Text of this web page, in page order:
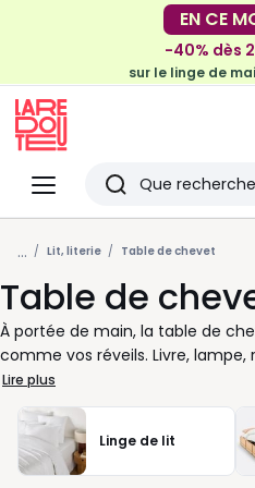
EN CE
-30€ tous
-40% dès
sur le linge de
Menu
Redoute
Rechercher
Derniers
articles
vus
... Lit, literie Table de chevet
Table de
À portée de main, la table de
comme vos réveils. Livre,
d’eau : tout reste près du lit,
Avec un tiroir ou une niche, elle
chambre plus ordonnée, sans
Redoute, nous vous proposons
à votre quotidien et à votre
Lire plus
Linge de lit